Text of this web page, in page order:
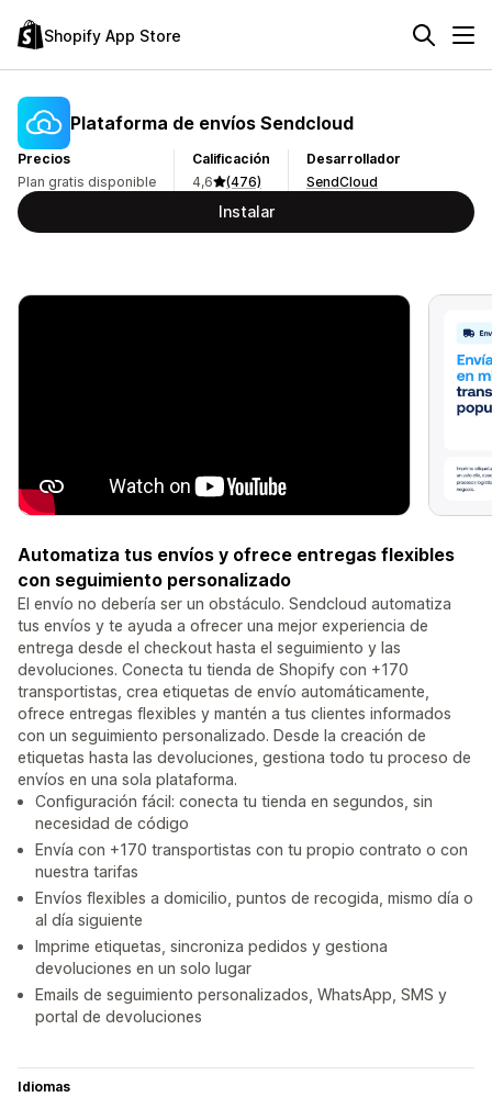
Shopify App Store
Plataforma de envíos Sendcloud
Precios
Plan gratis disponible
Calificación
4,6
(476)
Desarrollador
SendCloud
Instalar
Automatiza tus envíos y ofrece entregas flexibles
con seguimiento personalizado
El envío no debería ser un obstáculo. Sendcloud automatiza
tus envíos y te ayuda a ofrecer una mejor experiencia de
entrega desde el checkout hasta el seguimiento y las
devoluciones. Conecta tu tienda de Shopify con +170
transportistas, crea etiquetas de envío automáticamente,
ofrece entregas flexibles y mantén a tus clientes informados
con un seguimiento personalizado. Desde la creación de
etiquetas hasta las devoluciones, gestiona todo tu proceso de
envíos en una sola plataforma.
Configuración fácil: conecta tu tienda en segundos, sin
necesidad de código
Envía con +170 transportistas con tu propio contrato o con
nuestra tarifas
Envíos flexibles a domicilio, puntos de recogida, mismo día o
al día siguiente
Imprime etiquetas, sincroniza pedidos y gestiona
devoluciones en un solo lugar
Emails de seguimiento personalizados, WhatsApp, SMS y
portal de devoluciones
Idiomas